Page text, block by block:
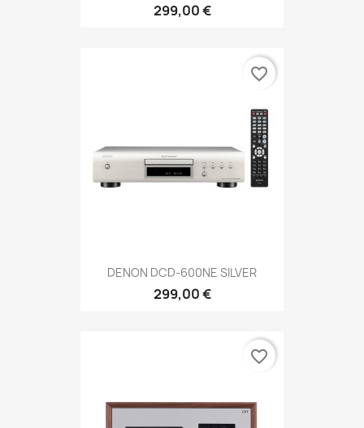
299,00 €
DENON DCD-600NE SILVER
299,00 €
favorite_border
favorite_border